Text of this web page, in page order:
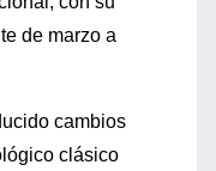
de marzo a
cambios
clásico